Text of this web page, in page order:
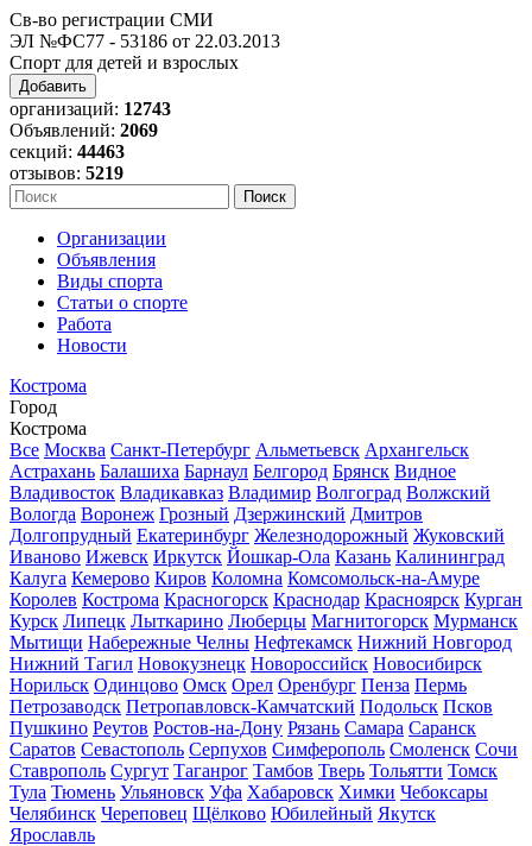
Св-во регистрации СМИ
ЭЛ №ФС77 - 53186 от 22.03.2013
Спорт для детей и взрослых
Добавить
организаций: 12743
Объявлений: 2069
секций: 44463
отзывов: 5219
Организации
Объявления
Виды спорта
Статьи о спорте
Работа
Новости
Кострома
Город
Кострома
Все Москва Санкт-Петербург Альметьевск Архангельск
Астрахань Балашиха Барнаул Белгород Брянск Видное
Владивосток Владикавказ Владимир Волгоград Волжский
Вологда Воронеж Грозный Дзержинский Дмитров
Долгопрудный Екатеринбург Железнодорожный Жуковский
Иваново Ижевск Иркутск Йошкар-Ола Казань Калининград
Калуга Кемерово Киров Коломна Комсомольск-на-Амуре
Королев Кострома Красногорск Краснодар Красноярск Курган
Курск Липецк Лыткарино Люберцы Магнитогорск Мурманск
Мытищи Набережные Челны Нефтекамск Нижний Новгород
Нижний Тагил Новокузнецк Новороссийск Новосибирск
Норильск Одинцово Омск Орел Оренбург Пенза Пермь
Петрозаводск Петропавловск-Камчатский Подольск Псков
Пушкино Реутов Ростов-на-Дону Рязань Самара Саранск
Саратов Севастополь Серпухов Симферополь Смоленск Сочи
Ставрополь Сургут Таганрог Тамбов Тверь Тольятти Томск
Тула Тюмень Ульяновск Уфа Хабаровск Химки Чебоксары
Челябинск Череповец Щёлково Юбилейный Якутск
Ярославль